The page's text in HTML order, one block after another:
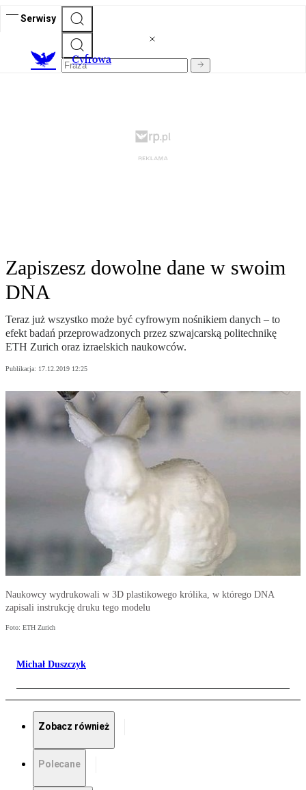
Serwisy
Cyfrowa
Zapiszesz dowolne dane w swoim
DNA
Teraz już wszystko może być cyfrowym nośnikiem danych – to
efekt badań przeprowadzonych przez szwajcarską politechnikę
ETH Zurich oraz izraelskich naukowców.
Publikacja: 17.12.2019 12:25
Naukowcy wydrukowali w 3D plastikowego królika, w którego DNA
zapisali instrukcję druku tego modelu
Foto: ETH Zurich
Michał Duszczyk
Zobacz również
Polecane